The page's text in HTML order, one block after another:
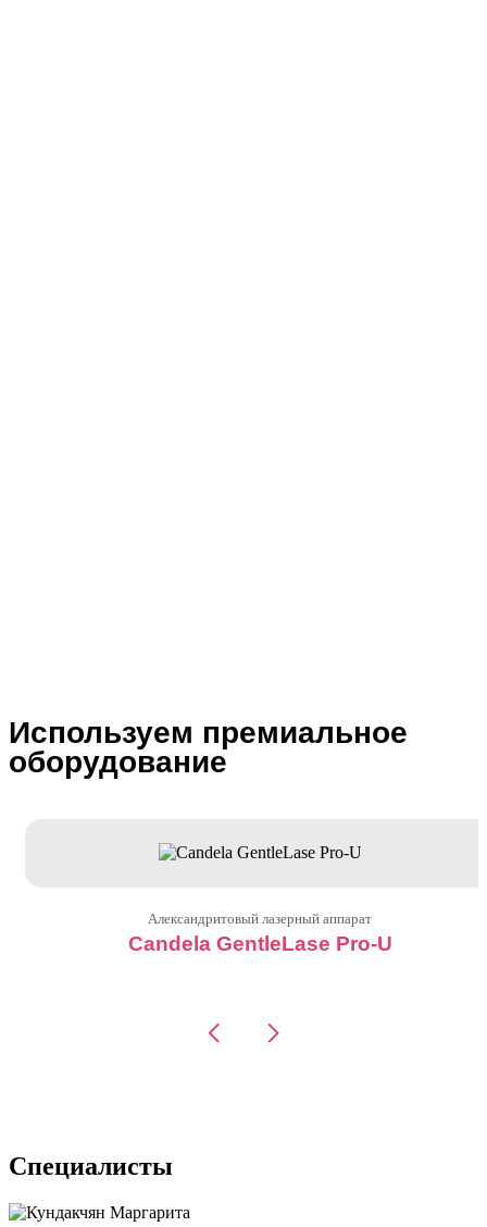
Используем премиальное
оборудование
Александритовый лазерный аппарат
Candela GentleLase Pro-U
Специалисты